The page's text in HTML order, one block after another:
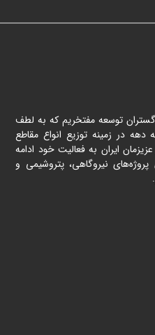
توسعه مفتخریم که به لطف
دهه در زمینه توزیع انواع مقاطع
ایران به فعالیت خود ادامه
نیروگاهی، پتروشیمی و